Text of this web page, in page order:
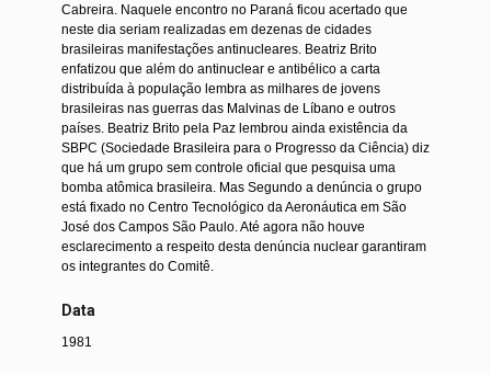
Cabreira. Naquele encontro no Paraná ficou acertado que
neste dia seriam realizadas em dezenas de cidades
brasileiras manifestações antinucleares. Beatriz Brito
enfatizou que além do antinuclear e antibélico a carta
distribuída à população lembra as milhares de jovens
brasileiras nas guerras das Malvinas de Líbano e outros
países. Beatriz Brito pela Paz lembrou ainda existência da
SBPC (Sociedade Brasileira para o Progresso da Ciência) diz
que há um grupo sem controle oficial que pesquisa uma
bomba atômica brasileira. Mas Segundo a denúncia o grupo
está fixado no Centro Tecnológico da Aeronáutica em São
José dos Campos São Paulo. Até agora não houve
esclarecimento a respeito desta denúncia nuclear garantiram
os integrantes do Comitê.
Data
1981